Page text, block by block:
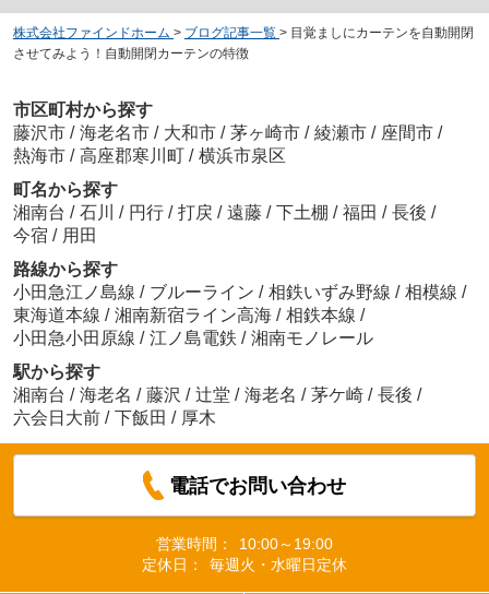
株式会社ファインドホーム > ブログ記事一覧 > 目覚ましにカーテンを自動開閉
させてみよう！自動開閉カーテンの特徴
市区町村から探す
藤沢市 / 海老名市 / 大和市 / 茅ヶ崎市 / 綾瀬市 / 座間市 /
熱海市 / 高座郡寒川町 / 横浜市泉区
町名から探す
湘南台 / 石川 / 円行 / 打戻 / 遠藤 / 下土棚 / 福田 / 長後 /
今宿 / 用田
路線から探す
小田急江ノ島線 / ブルーライン / 相鉄いずみ野線 / 相模線 /
東海道本線 / 湘南新宿ライン高海 / 相鉄本線 /
小田急小田原線 / 江ノ島電鉄 / 湘南モノレール
駅から探す
湘南台 / 海老名 / 藤沢 / 辻堂 / 海老名 / 茅ケ崎 / 長後 /
六会日大前 / 下飯田 / 厚木
電話でお問い合わせ
営業時間：
10:00～19:00
定休日：
毎週火・水曜日定休